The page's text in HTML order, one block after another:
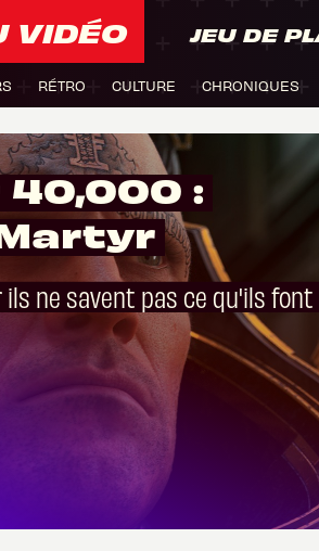
VIDÉO JEU DE
RÉTRO CULTURE CHRONIQUES
40,000 :
ils ne savent pas ce qu'ils font